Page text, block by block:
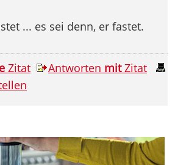
... es sei denn, er fastet.
Zitat Antworten mitZitat